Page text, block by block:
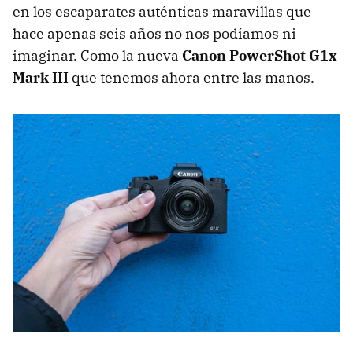
en los escaparates auténticas maravillas que
hace apenas seis años no nos podíamos ni
imaginar. Como la nueva Canon PowerShot G1x
Mark III que tenemos ahora entre las manos.